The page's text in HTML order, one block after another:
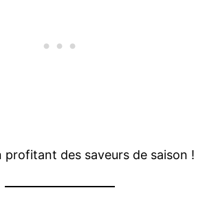
des saveurs de saison !